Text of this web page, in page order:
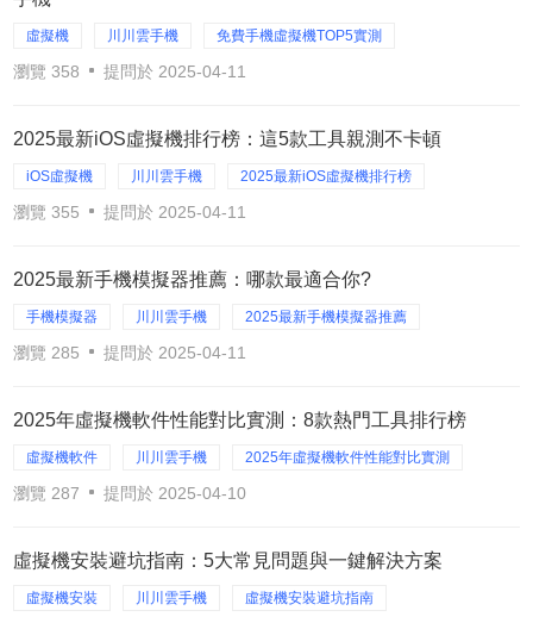
虛擬機 川川雲手機 免費手機虛擬機TOP5實測
瀏覽 358 提問於 2025-04-11
2025最新iOS虛擬機排行榜：這5款工具親測不卡頓
iOS虛擬機 川川雲手機 2025最新iOS虛擬機排行榜
瀏覽 355 提問於 2025-04-11
2025最新手機模擬器推薦：哪款最適合你?
手機模擬器 川川雲手機 2025最新手機模擬器推薦
瀏覽 285 提問於 2025-04-11
2025年虛擬機軟件性能對比實測：8款熱門工具排行榜
虛擬機軟件 川川雲手機 2025年虛擬機軟件性能對比實測
瀏覽 287 提問於 2025-04-10
虛擬機安裝避坑指南：5大常見問題與一鍵解決方案
虛擬機安裝 川川雲手機 虛擬機安裝避坑指南